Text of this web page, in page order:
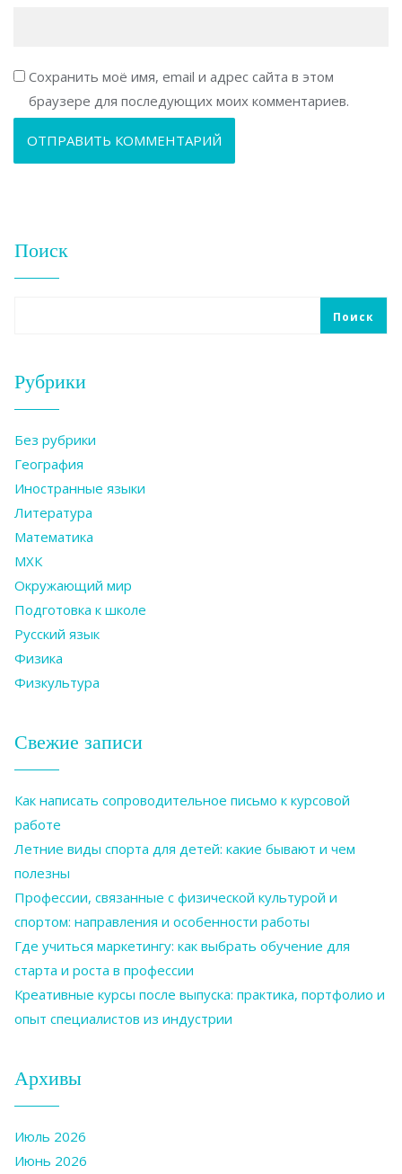
Сохранить моё имя, email и адрес сайта в этом
браузере для последующих моих комментариев.
Поиск
Поиск
Рубрики
Без рубрики
География
Иностранные языки
Литература
Математика
МХК
Окружающий мир
Подготовка к школе
Русский язык
Физика
Физкультура
Свежие записи
Как написать сопроводительное письмо к курсовой
работе
Летние виды спорта для детей: какие бывают и чем
полезны
Профессии, связанные с физической культурой и
спортом: направления и особенности работы
Где учиться маркетингу: как выбрать обучение для
старта и роста в профессии
Креативные курсы после выпуска: практика, портфолио и
опыт специалистов из индустрии
Архивы
Июль 2026
Июнь 2026